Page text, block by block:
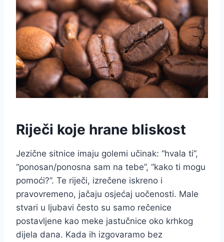
Riječi koje hrane bliskost
Jezične sitnice imaju golemi učinak: “hvala ti”,
“ponosan/ponosna sam na tebe”, “kako ti mogu
pomoći?”. Te riječi, izrečene iskreno i
pravovremeno, jačaju osjećaj uočenosti. Male
stvari u ljubavi često su samo rečenice
postavljene kao meke jastučnice oko krhkog
dijela dana. Kada ih izgovaramo bez